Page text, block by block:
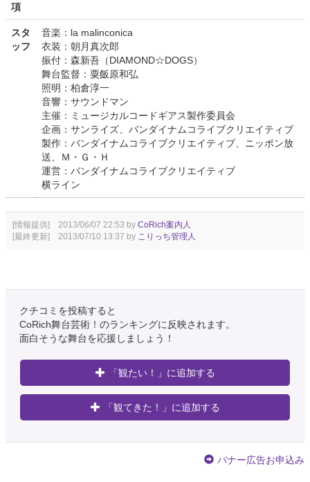
項
スタ
ッフ
音楽：la malinconica
衣装：朝月真次郎
振付：森新吾（DIAMOND☆DOGS）
舞台監督：粟飯原和弘
照明：柏倉淳一
音響：サウンドマン
主催：ミュージカルコードギアス製作委員会
企画：サンライズ、バンダイナムコライブクリエイティブ
製作：バンダイナムコライブクリエイティブ、ニッポン放
送、Ｍ・Ｇ・Ｈ
運営：バンダイナムコライブクリエイティブ
横ライン
[情報提供] 2013/06/07 22:53 by CoRich案内人
[最終更新] 2013/07/10 13:37 by こりっち管理人
クチコミを投稿すると
CoRich舞台芸術！のランキングに反映されます。
面白そうな舞台を応援しましょう！
「観たい！」に追加する
「観てきた！」に追加する
バナー広告お申込み